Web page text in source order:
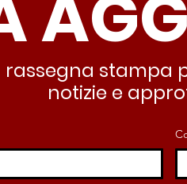
deve garantire
dignità”
stampa
notizie e